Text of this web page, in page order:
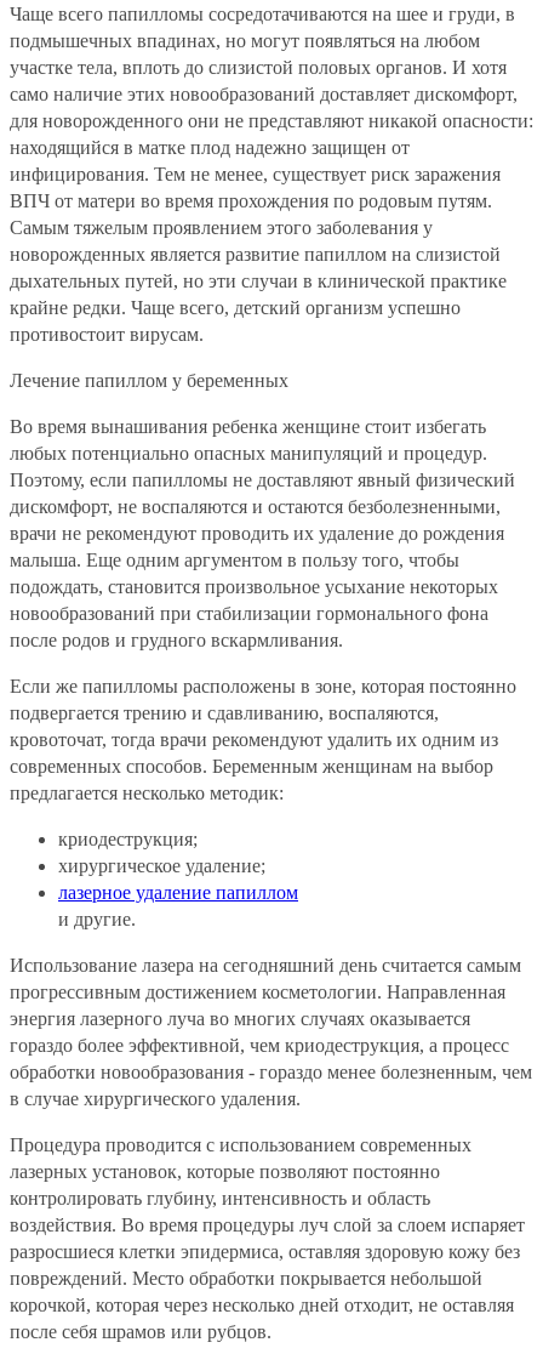
Чаще всего папилломы сосредотачиваются на шее и груди, в
подмышечных впадинах, но могут появляться на любом
участке тела, вплоть до слизистой половых органов. И хотя
само наличие этих новообразований доставляет дискомфорт,
для новорожденного они не представляют никакой опасности:
находящийся в матке плод надежно защищен от
инфицирования. Тем не менее, существует риск заражения
ВПЧ от матери во время прохождения по родовым путям.
Самым тяжелым проявлением этого заболевания у
новорожденных является развитие папиллом на слизистой
дыхательных путей, но эти случаи в клинической практике
крайне редки. Чаще всего, детский организм успешно
противостоит вирусам.
Лечение папиллом у беременных
Во время вынашивания ребенка женщине стоит избегать
любых потенциально опасных манипуляций и процедур.
Поэтому, если папилломы не доставляют явный физический
дискомфорт, не воспаляются и остаются безболезненными,
врачи не рекомендуют проводить их удаление до рождения
малыша. Еще одним аргументом в пользу того, чтобы
подождать, становится произвольное усыхание некоторых
новообразований при стабилизации гормонального фона
после родов и грудного вскармливания.
Если же папилломы расположены в зоне, которая постоянно
подвергается трению и сдавливанию, воспаляются,
кровоточат, тогда врачи рекомендуют удалить их одним из
современных способов. Беременным женщинам на выбор
предлагается несколько методик:
криодеструкция;
хирургическое удаление;
лазерное удаление папиллом
и другие.
Использование лазера на сегодняшний день считается самым
прогрессивным достижением косметологии. Направленная
энергия лазерного луча во многих случаях оказывается
гораздо более эффективной, чем криодеструкция, а процесс
обработки новообразования - гораздо менее болезненным, чем
в случае хирургического удаления.
Процедура проводится с использованием современных
лазерных установок, которые позволяют постоянно
контролировать глубину, интенсивность и область
воздействия. Во время процедуры луч слой за слоем испаряет
разросшиеся клетки эпидермиса, оставляя здоровую кожу без
повреждений. Место обработки покрывается небольшой
корочкой, которая через несколько дней отходит, не оставляя
после себя шрамов или рубцов.